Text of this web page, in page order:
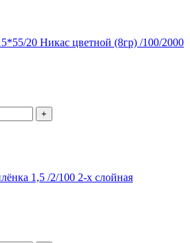
20 Никас цветной (8гр) /100/2000
+
1,5 /2/100 2-х слойная